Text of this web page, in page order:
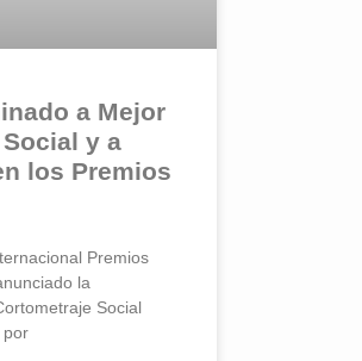
a Mejor
y a
los Premios
Premios
la
Social
por